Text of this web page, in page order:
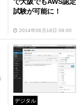
で大阪でもAWS認定
試験が可能に！
2014年06月18日 09:00
デジタル